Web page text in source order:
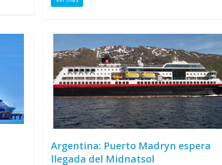
Argentina: Puerto Madryn espera
llegada del Midnatsol